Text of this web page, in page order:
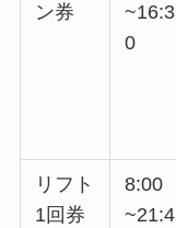
ン券
~16:3
0
リフト
1回券
8:00
~21:4